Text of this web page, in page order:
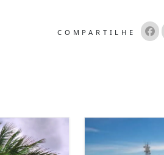
COMPARTILHE